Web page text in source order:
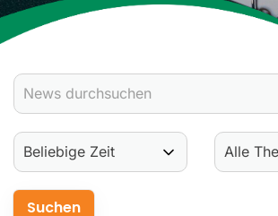
Verbands-News
Termine
Verantwortung